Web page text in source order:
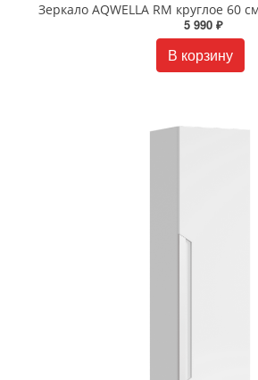
Зеркало AQWELLA RM круглое 60
5 990 ₽
В корзину